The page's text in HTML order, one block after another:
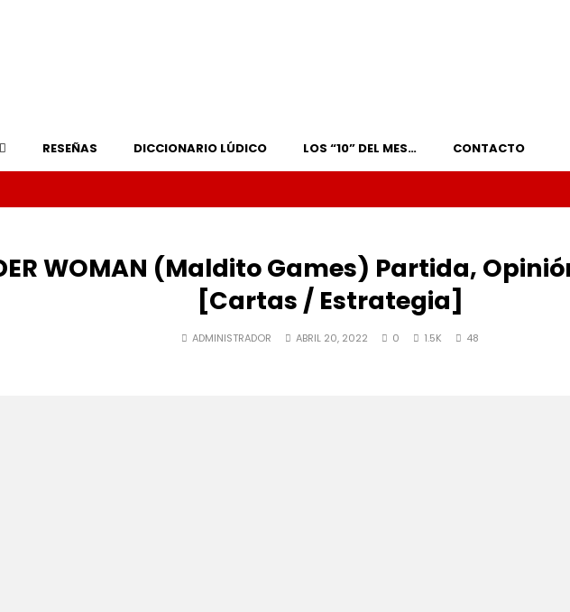
RESEÑAS DICCIONARIO LÚDICO LOS “10” DEL MES… CONTACTO
WOMAN (Maldito Games) Partida,
[Cartas / Estrategia]
ADMINISTRADOR ABRIL 20, 2022 0 1.5K 48